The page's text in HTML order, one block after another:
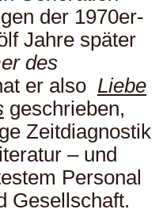
der 1970er-
Jahre später
des
er also Liebe
geschrieben,
Zeitdiagnostik
– und
Personal
Gesellschaft.